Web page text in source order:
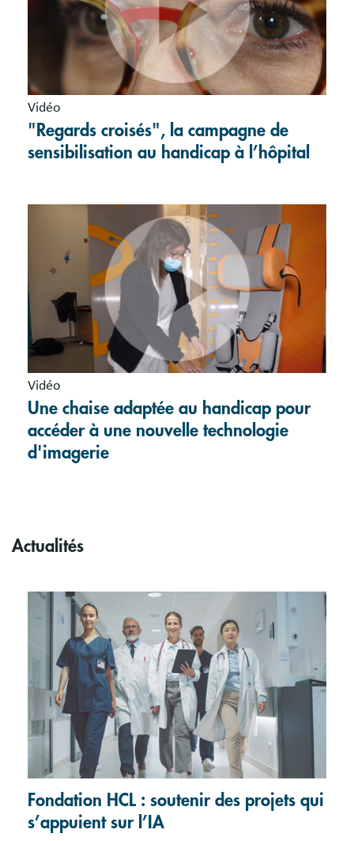
Vidéo
"Regards croisés", la campagne de
sensibilisation au handicap à l’hôpital
Vidéo
Une chaise adaptée au handicap pour
accéder à une nouvelle technologie
d'imagerie
Actualités
Fondation HCL : soutenir des projets qui
s’appuient sur l’IA